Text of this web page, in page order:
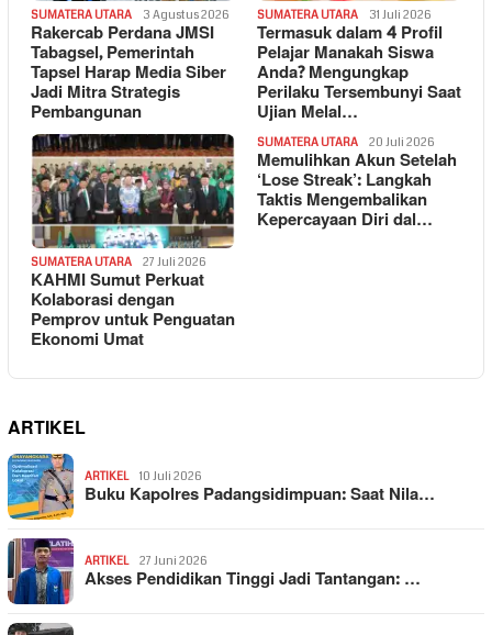
SUMATERA UTARA 3 Agustus 2026
Rakercab Perdana JMSI
Tabagsel, Pemerintah
Tapsel Harap Media Siber
Jadi Mitra Strategis
Pembangunan
SUMATERA UTARA 31 Juli 2026
Termasuk dalam 4 Profil
Pelajar Manakah Siswa
Anda? Mengungkap
Perilaku Tersembunyi Saat
Ujian Melal…
SUMATERA UTARA 27 Juli 2026
KAHMI Sumut Perkuat
Kolaborasi dengan
Pemprov untuk Penguatan
Ekonomi Umat
SUMATERA UTARA 20 Juli 2026
Memulihkan Akun Setelah
‘Lose Streak’: Langkah
Taktis Mengembalikan
Kepercayaan Diri dal…
ARTIKEL
ARTIKEL 10 Juli 2026
Buku Kapolres Padangsidimpuan: Saat Nila…
ARTIKEL 27 Juni 2026
Akses Pendidikan Tinggi Jadi Tantangan: …